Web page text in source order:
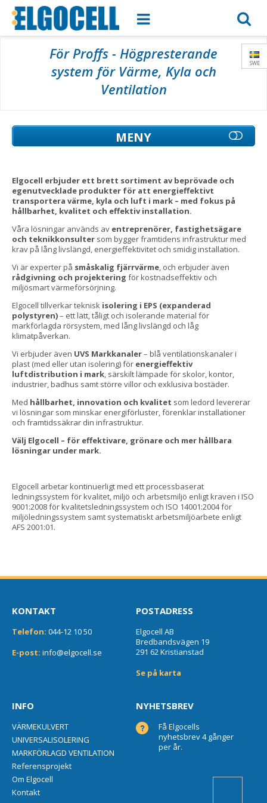
För Proffs - Högpresterande
system för Värme, Kyla och
Ventilation
SWE
MENY
Elgocell erbjuder ett brett sortiment av beprövade och
egenutvecklade produkter för att energieffektivt
transportera värme, kyla och luft i mark – med fokus på
hållbarhet, kvalitet och effektiv installation.
Våra lösningar används av entreprenörer, fastighetsägare
och teknikkonsulter som bygger framtidens infrastruktur med
krav på lång livslängd, energieffektivitet och smidig installation.
Vi är experter på småskalig fjärrvärme, och erbjuder även
rådgivning och projektering för kostnadseffektiv och
miljösmart värmeförsörjning.
Elgocell tillverkar teknisk isolering i EPS (expanderad
polystyren)– ett lätt, tåligt och isolerande material för
markförlagda rörsystem, med lång livslängd och låg
klimatpåverkan.
Vi erbjuder även UVS Markkanaler– blå ventilationskanaler i
plast (med eller utan isolering) för energieffektiv
luftdistribution i mark, särskilt lämpade för skolor, kontor,
industrier, badhus samt större villor och exklusiva bostäder.
Med hållbarhet, innovation och kvalitet som ledord levererar
vi lösningar som minskar energiförluster, förenklar installationer
och framtidssäkrar din infrastruktur.
Välj Elgocell – för effektivare, grönare och mer hållbara
lösningar under mark.
Elgocell arbetar kontinuerligt med ett processbaserat
ledningssystem för kvalitet, miljö och arbetsmiljö enligt kraven i ISO
9001:2008 för kvalitetsledningssystem och ISO 14001:2004 för
miljöledningssystem samt systematiskt arbetsmiljöarbete enligt
AFS 2001:01.
KONTAKT
Telefon: 044-12 10 50
E-post: info@elgocell.se
POSTADRESS
Elgocell AB
Bredbandsvägen 19
291 62 Kristianstad
Se på karta
INFO
VÄRMEKULVERT
UNIVERSALISOLERING
MARKFÖRLAGD VENTILATION
Referensprojekt
Om Elgocell
Kontakt
NYHETSBREV
Få Elgocells
nyhetsbrev 4 gånger
per år.